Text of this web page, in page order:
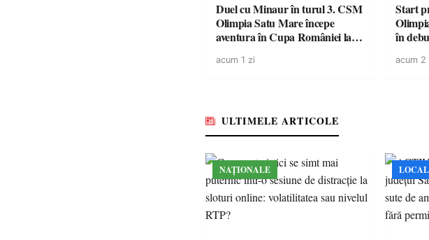
Duel cu Minaur în turul 3. CSM
Olimpia Satu Mare începe
aventura în Cupa României la
acum 1 zi
Start
în
acum 2
ULTIMELE ARTICOLE
NAȚIONALE